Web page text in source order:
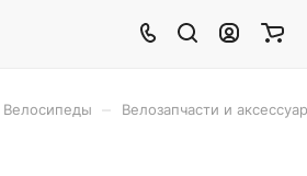
Велосипеды Велозапчасти и